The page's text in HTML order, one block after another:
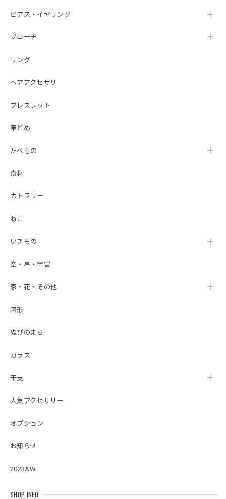
ピアス・イヤリング
ブローチ
リング
ヘアアクセサリ
ブレスレット
帯どめ
たべもの
食材
カトラリー
ねこ
いきもの
空・星・宇宙
家・花・その他
図形
ぬぴのまち
ガラス
干支
人気アクセサリー
オプション
お知らせ
2023AW
SHOP INFO